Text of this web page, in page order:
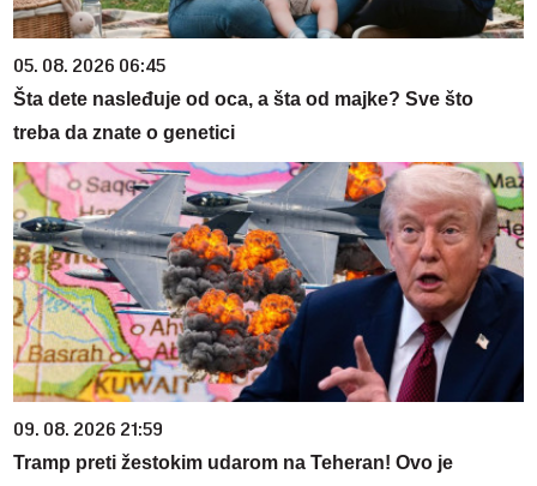
05. 08. 2026 06:45
Šta dete nasleđuje od oca, a šta od majke? Sve što
treba da znate o genetici
09. 08. 2026 21:59
Tramp preti žestokim udarom na Teheran! Ovo je